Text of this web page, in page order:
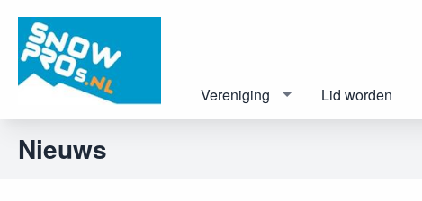
Vereniging Lid worden
Nieuws